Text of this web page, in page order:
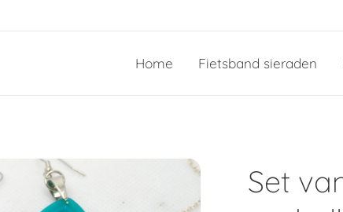
Home Fietsband sieraden
Set